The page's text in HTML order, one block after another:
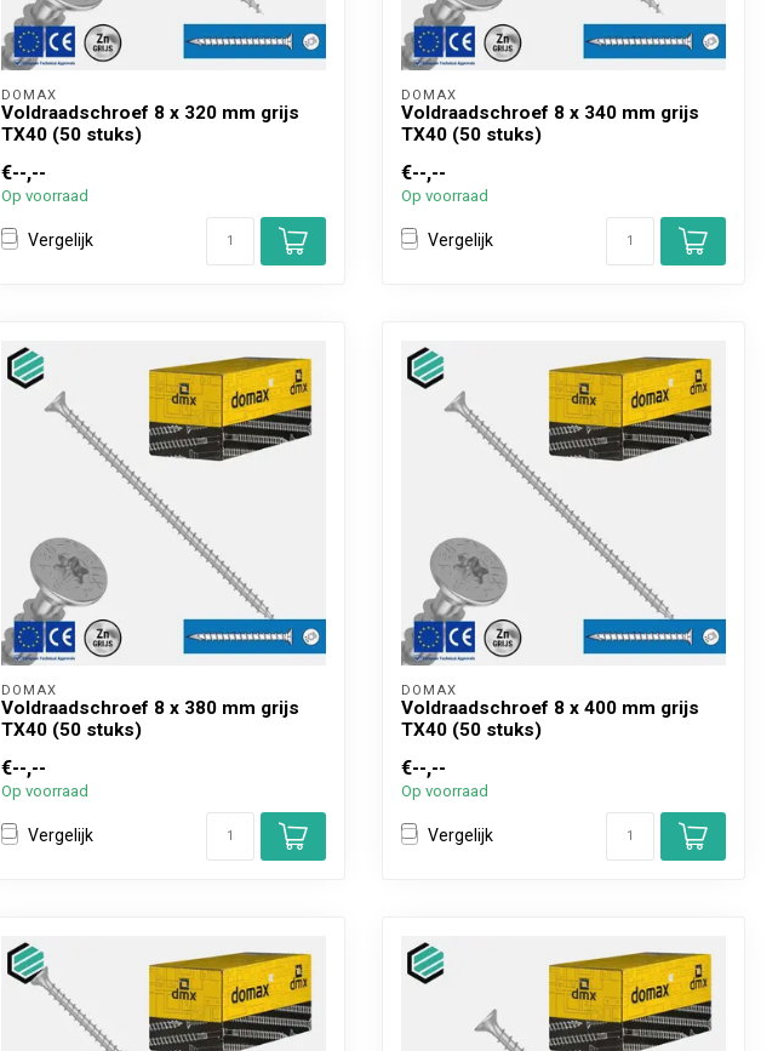
DOMAX
Voldraadschroef 8 x 320 mm grijs
TX40 (50 stuks)
€--,--
Op voorraad
Vergelijk
DOMAX
Voldraadschroef 8 x 340 mm grijs
TX40 (50 stuks)
€--,--
Op voorraad
Vergelijk
DOMAX
Voldraadschroef 8 x 380 mm grijs
TX40 (50 stuks)
€--,--
Op voorraad
Vergelijk
DOMAX
Voldraadschroef 8 x 400 mm grijs
TX40 (50 stuks)
€--,--
Op voorraad
Vergelijk